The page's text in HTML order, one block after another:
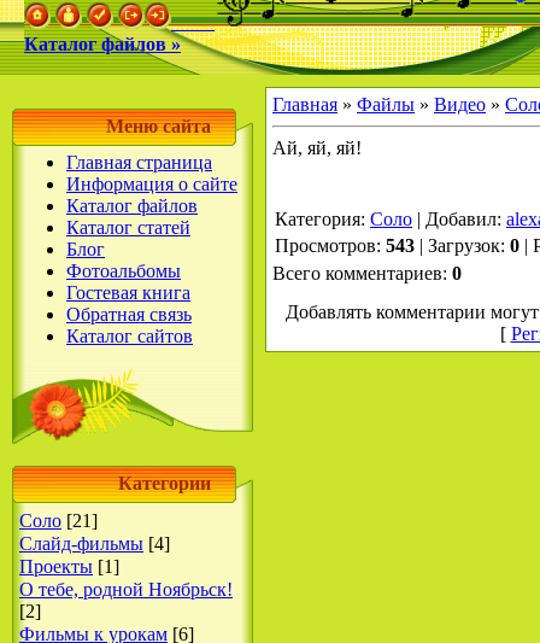
Каталог файлов »
Меню сайта
Главная страница
Информация о сайте
Каталог файлов
Каталог статей
Блог
Фотоальбомы
Гостевая книга
Обратная связь
Каталог сайтов
Категории
Соло [21]
Слайд-фильмы [4]
Проекты [1]
О тебе, родной Ноябрьск!
[2]
Фильмы к урокам [6]
Главная » Файлы » Видео »
Ай, яй, яй!
Категория: Соло | Добавил:
Просмотров: 543 | Загрузок: 0 |
Всего комментариев: 0
Добавлять комментарии
[